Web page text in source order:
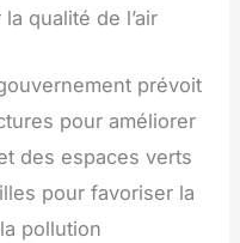
qualité de l’air
prévoit
pour améliorer
des espaces verts
pour favoriser la
pollution